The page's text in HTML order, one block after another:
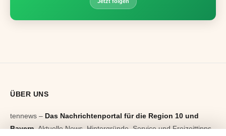
ÜBER UNS
tennews – Das Nachrichtenportal für die Region 10 und
Bayern.Aktuelle News, Hintergründe, Service und Freizeittipps